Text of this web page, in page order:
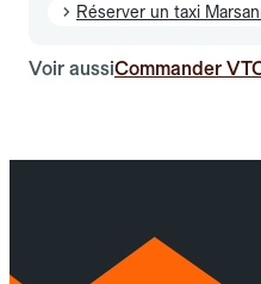
Réserver un taxi
Voir aussiCommander